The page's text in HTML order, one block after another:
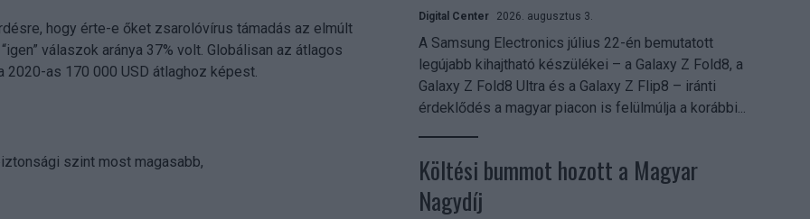
hogy érte-e őket zsarolóvírus támadás az elmúlt
válaszok aránya 37% volt. Globálisan az átlagos
as 170 000 USD átlaghoz képest.
szint most magasabb,
Digital Center 2026. augusztus 3.
A Samsung Electronics július 22-én bemutatott
legújabb kihajtható készülékei – a Galaxy Z Fold8, a
Galaxy Z Fold8 Ultra és a Galaxy Z Flip8 – iránti
érdeklődés a magyar piacon is felülmúlja a korábbi...
Költési bummot hozott a Magyar
Nagydíj